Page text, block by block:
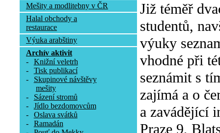
Mešity a modlitebny v ČR
Halal obchody a
restaurace
Výuka arabštiny
Archív aktivit
-
Knižní veletrh
-
Tisk publikací
-
Skupinové návštěvy
mešity
-
Sázení stromů
-
Jídlo bezdomovcům
-
Oslava svátků
-
Ramadán
Již téměř
studentů,
výuky
vhodné při
seznámit s
zajímá a o
a zavádějící
Praze 9,